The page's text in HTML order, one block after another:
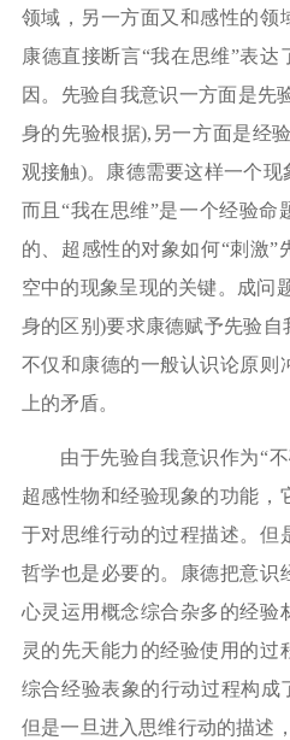
领域，另一方面又和感性的领
康德直接断言“我在思维”表达
因。先验自我意识一方面是先
身的先验根据),另一方面是经
观接触)。康德需要这样一个现
而且“我在思维”是一个经验命
的、超感性的对象如何“刺激”
空中的现象呈现的关键。成问
身的区别)要求康德赋予先验
不仅和康德的一般认识论原则
上的矛盾。
由于先验自我意识作为“
超感性物和经验现象的功能，
于对思维行动的过程描述。但
哲学也是必要的。康德把意识
心灵运用概念综合杂多的经验
灵的先天能力的经验使用的过
综合经验表象的行动过程构成
但是一旦进入思维行动的描述